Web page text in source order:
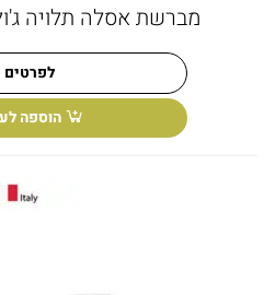
מברשת אסלה תלויה
לפרטים
הוספה